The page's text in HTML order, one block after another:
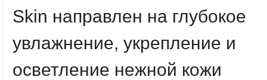
Skin направлен на глубокое
увлажнение, укрепление и
осветление нежной кожи